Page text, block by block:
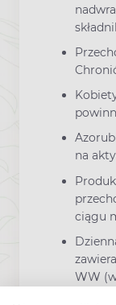
na
ciągu
WW